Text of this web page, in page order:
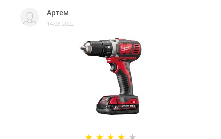
Артем
14.03.2022